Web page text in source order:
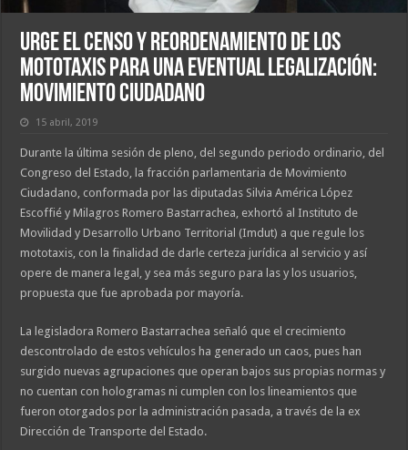
Urge el censo y reordenamiento de los
mototaxis para una eventual legalización:
Movimiento Ciudadano
15 abril, 2019
Durante la última sesión de pleno, del segundo periodo ordinario, del
Congreso del Estado, la fracción parlamentaria de Movimiento
Ciudadano, conformada por las diputadas Silvia América López
Escoffié y Milagros Romero Bastarrachea, exhortó al Instituto de
Movilidad y Desarrollo Urbano Territorial (Imdut) a que regule los
mototaxis, con la finalidad de darle certeza jurídica al servicio y así
opere de manera legal, y sea más seguro para las y los usuarios,
propuesta que fue aprobada por mayoría.
La legisladora Romero Bastarrachea señaló que el crecimiento
descontrolado de estos vehículos ha generado un caos, pues han
surgido nuevas agrupaciones que operan bajos sus propias normas y
no cuentan con hologramas ni cumplen con los lineamientos que
fueron otorgados por la administración pasada, a través de la ex
Dirección de Transporte del Estado.